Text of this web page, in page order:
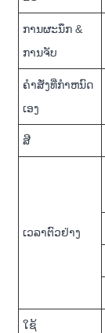
ການຜະນຶກ &
ການຈັບ
ຄໍາສັ່ງທີ່ກໍາຫນົດ
ເອງ
ສີ
ເວລາຕົວຢ່າງ
ໃຊ້